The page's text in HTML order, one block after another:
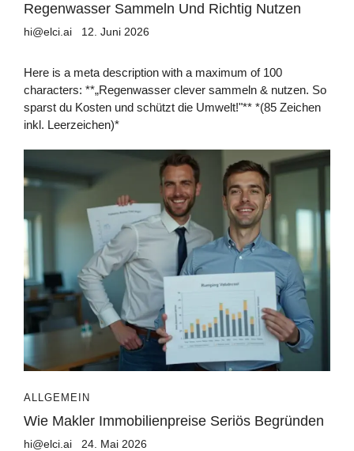
Regenwasser Sammeln Und Richtig Nutzen
hi@elci.ai 12. Juni 2026
Here is a meta description with a maximum of 100
characters: **„Regenwasser clever sammeln & nutzen. So
sparst du Kosten und schützt die Umwelt!"** *(85 Zeichen
inkl. Leerzeichen)*
ALLGEMEIN
Wie Makler Immobilienpreise Seriös Begründen
hi@elci.ai 24. Mai 2026